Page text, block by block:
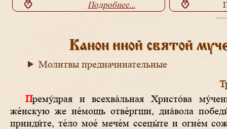
Подробнее...
Канон иной святой
Молитвы предначинательные
Прему́драя и всехва́льная Христо́ва му́ченица Параске́ва, му́жескую кре́пость прие́мши,
же́нскую же не́мощь отве́ргши, диа́вола
прииди́те, те́ло мое́ мече́м ссецы́те и огне́м